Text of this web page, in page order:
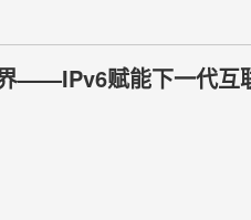
——IPv6赋能下一代互